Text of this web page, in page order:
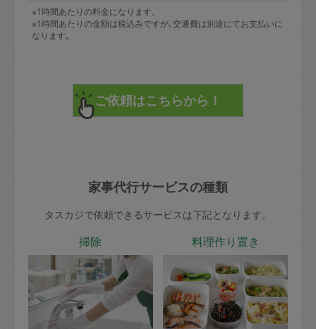
※1時間あたりの料金になります。
※1時間あたりの金額は税込みですが､交通費は別途にてお支払いに
なります｡
家事代行サービスの種類
タスカジで依頼できるサービスは下記となります。
掃除 料理作り置き